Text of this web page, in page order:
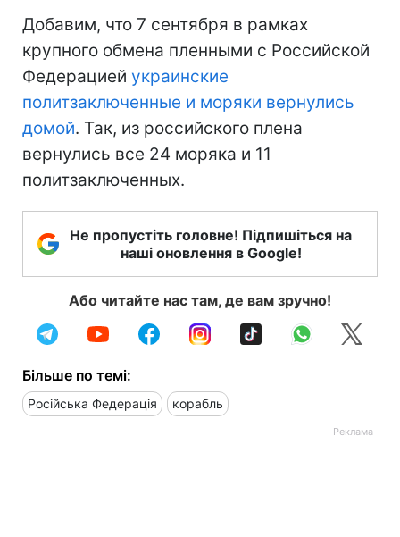
Добавим, что 7 сентября в рамках
крупного обмена пленными с Российской
Федерацией украинские
политзаключенные и моряки вернулись
домой. Так, из российского плена
вернулись все 24 моряка и 11
политзаключенных.
Не пропустіть головне! Підпишіться на
наші оновлення в Google!
Або читайте нас там, де вам зручно!
Більше по темі:
Російська Федерація корабль